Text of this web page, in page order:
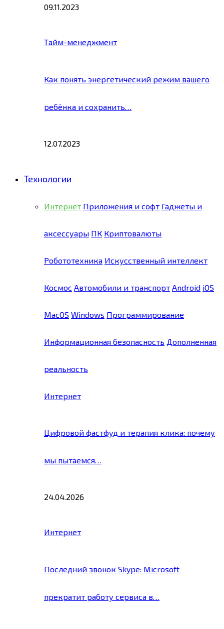
09.11.2023
Тайм-менеджмент
Как понять энергетический режим вашего
ребёнка и сохранить…
12.07.2023
Технологии
Интернет Приложения и софт Гаджеты и
аксессуары ПК Криптовалюты
Робототехника Искусственный интеллект
Космос Автомобили и транспорт Android iOS
MacOS Windows Программирование
Информационная безопасность Дополненная
реальность
Интернет
Цифровой фастфуд и терапия клика: почему
мы пытаемся…
24.04.2026
Интернет
Последний звонок Skype: Microsoft
прекратит работу сервиса в…